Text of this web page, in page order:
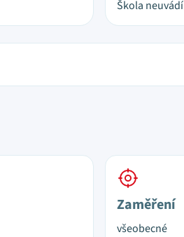
Škola neuvádí
Zaměření
všeobecné